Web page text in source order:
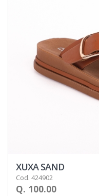
XUXA SAND
Cod. 424902
Q. 100.00